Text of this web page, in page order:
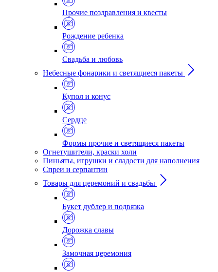
Прочие поздравления и квесты
Рождение ребенка
Свадьба и любовь
Небесные фонарики и светящиеся пакеты
Купол и конус
Сердце
Формы прочие и светящиеся пакеты
Огнетушители, краски холи
Пиньяты, игрушки и сладости для наполнения
Спреи и серпантин
Товары для церемоний и свадьбы
Букет дублер и подвязка
Дорожка славы
Замочная церемония